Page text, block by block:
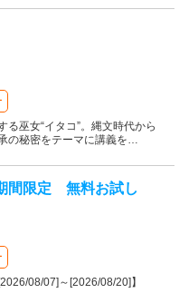
る巫女“イタコ”。縄文時代から
の秘密をテーマに講義を…
間限定 無料お試し
08/07]～[2026/08/20]】